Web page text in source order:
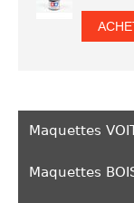
Maquettes
Maquettes